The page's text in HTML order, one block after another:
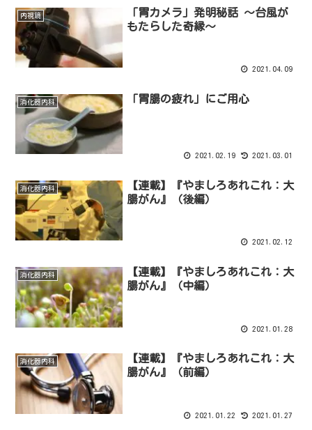
内視鏡
「胃カメラ」発明秘話 ～台風が
もたらした奇縁～
2021.04.09
消化器内科 「胃腸の疲れ」にご用心
2021.02.19 2021.03.01
消化器内科
【連載】『やましろあれこれ：大
腸がん』（後編）
2021.02.12
消化器内科
【連載】『やましろあれこれ：大
腸がん』（中編）
2021.01.28
消化器内科
【連載】『やましろあれこれ：大
腸がん』（前編）
2021.01.22 2021.01.27